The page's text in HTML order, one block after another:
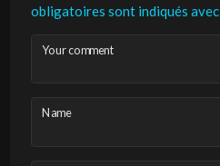
obligatoires sont indiqués avec
Your comment
Name